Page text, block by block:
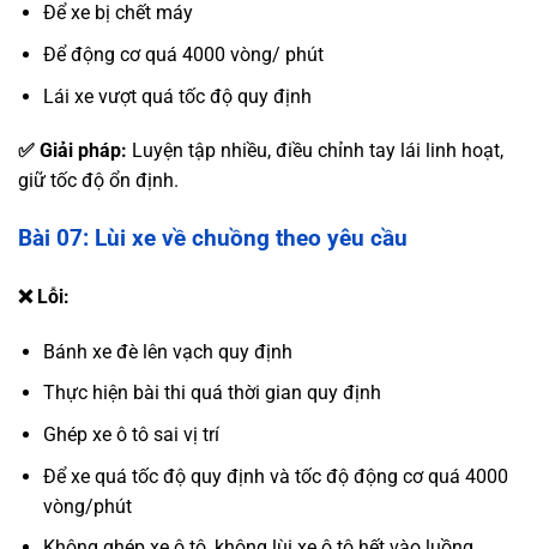
Để xe bị chết máy
Để động cơ quá 4000 vòng/ phút
Lái xe vượt quá tốc độ quy định
✅ Giải pháp: Luyện tập nhiều, điều chỉnh tay lái linh hoạt,
giữ tốc độ ổn định.
Bài 07: Lùi xe về chuồng theo yêu cầu
❌ Lỗi:
Bánh xe đè lên vạch quy định
Thực hiện bài thi quá thời gian quy định
Ghép xe ô tô sai vị trí
Để xe quá tốc độ quy định và tốc độ động cơ quá 4000
vòng/phút